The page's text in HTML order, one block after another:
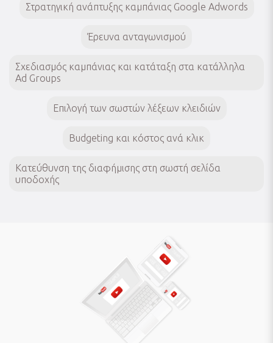
Στρατηγική ανάπτυξης καμπάνιας Google Adwords
Έρευνα ανταγωνισμού
Σχεδιασμός καμπάνιας και κατάταξη στα κατάλληλα
Ad Groups
Επιλογή των σωστών λέξεων κλειδιών
Budgeting και κόστος ανά κλικ
Κατεύθυνση της διαφήμισης στη σωστή σελίδα
υποδοχής